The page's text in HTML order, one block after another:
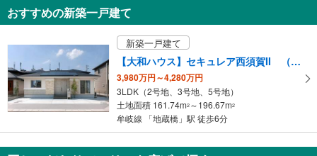
を
け
取
る
・
条
おすすめの新築一戸建て
新築一戸建て
【大和ハウス】セキュレア西須賀II （分譲住宅）
3,980万円～4,280万円
3LDK（2号地、3号地、5号地）
土地面積 161.74m2 ～196.67m2
牟岐線 「地蔵橋」駅 徒歩6分